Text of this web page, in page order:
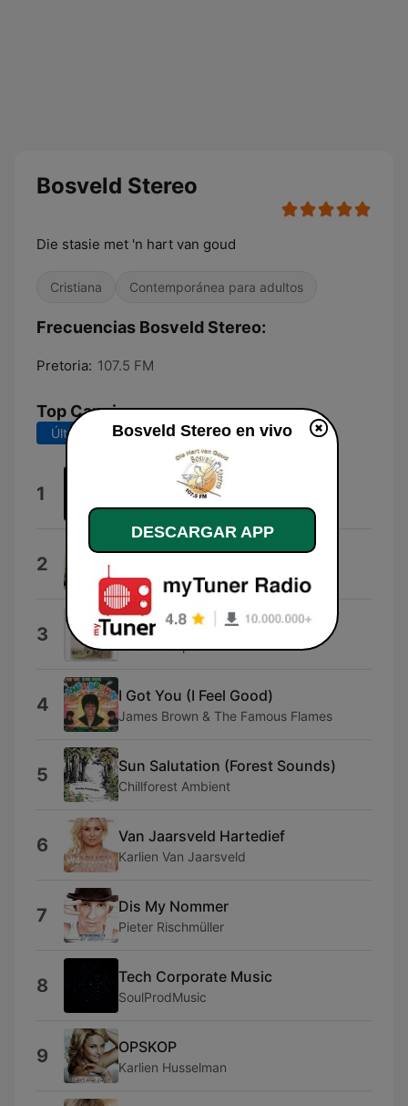
Bosveld Stereo
Die stasie met 'n hart van goud
Cristiana Contemporánea para adultos
Frecuencias Bosveld Stereo:
Pretoria: 107.5 FM
Top Canciones
Últimos 7 días Últimos 30 días
1 Cocaine Skies
Estramonio
2 Stay the Night
James Blunt
3 A Wonderful Day
Sweet People
4 I Got You (I Feel Good)
James Brown & The Famous Flames
5 Sun Salutation (Forest Sounds)
Chillforest Ambient
6 Van Jaarsveld Hartedief
Karlien Van Jaarsveld
7 Dis My Nommer
Pieter Rischmüller
8 Tech Corporate Music
SoulProdMusic
9 OPSKOP
Karlien Husselman
Bosveld Stereo en vivo
DESCARGAR APP